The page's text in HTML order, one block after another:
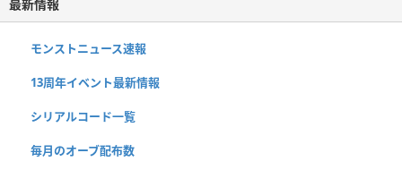
最新情報
モンストニュース速報
13周年イベント最新情報
シリアルコード一覧
毎月のオーブ配布数